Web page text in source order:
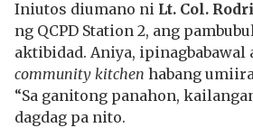
Iniutos diumano ni Lt. Col.
ng QCPD Station 2, ang
aktibidad. Aniya, ipinagbabawal
community kitchen habang
“Sa ganitong panahon,
dagdag pa nito.